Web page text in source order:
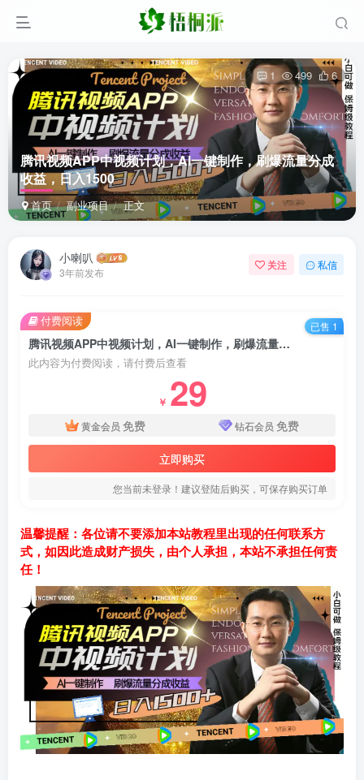
腾讯视频APP中视频计划，AI一键制作，刷爆流量分成
收益，日入1500
首页 副业项目 正文
1 499 6
小喇叭
3年前发布
关注 私信
腾讯视频APP中视频计划，AI一键制作，刷爆流量分成收益，日入1500
此内容为付费阅读，请付费后查看
￥ 29
黄金会员 免费 钻石会员 免费
立即购买
您当前未登录！建议登陆后购买，可保存购买订单
付费阅读 已售 1
温馨提醒：各位请不要添加本站教程里出现的任何联系方
式，如因此造成财产损失，由个人承担，本站不承担任何责
任！